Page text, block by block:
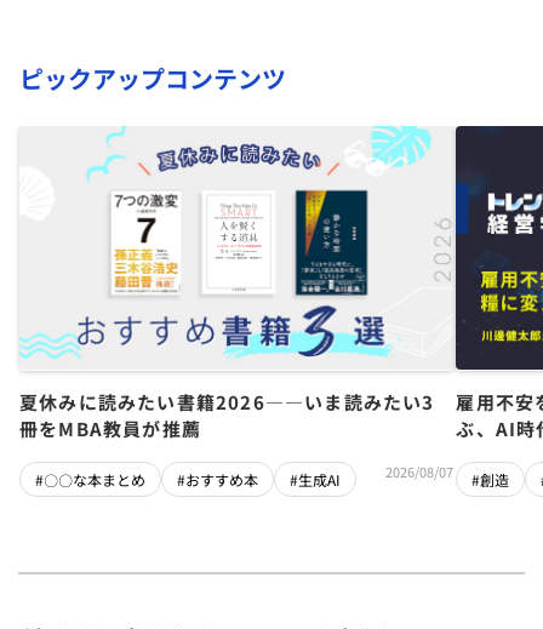
ピックアップコンテンツ
夏休みに読みたい書籍2026――いま読みたい3
冊をMBA教員が推薦
#〇〇な本まとめ #おすすめ本 #生成AI 2026/08/07
雇用不
ぶ、AI時
#創造